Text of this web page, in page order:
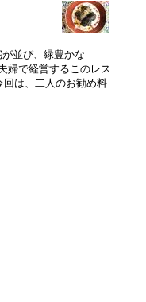
並び、緑豊かな
婦で経営するこのレス
回は、二人のお勧め料